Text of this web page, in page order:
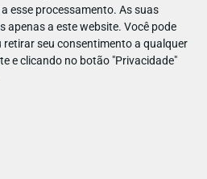
esse processamento. As suas
apenas a este website. Você pode
seu consentimento a qualquer
e clicando no botão "Privacidade"